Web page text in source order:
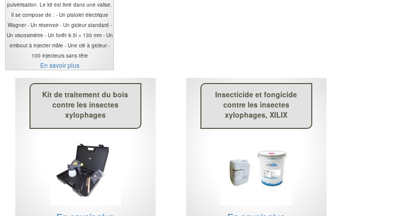
pulvérisation. Le kit est livré dans une valise.
Il se compose de : - Un pistolet électrique
Wagner - Un réservoir - Un gicleur standard -
Un viscosimètre - Un forêt 9.5l = 130 mm - Un
embout à injecter mâle - Une clé à gicleur -
100 injecteurs sans tête
En savoir plus
Kit de traitement du bois
contre les insectes
xylophages
Insecticide et fongicide
contre les insectes
xylophages, XILIX